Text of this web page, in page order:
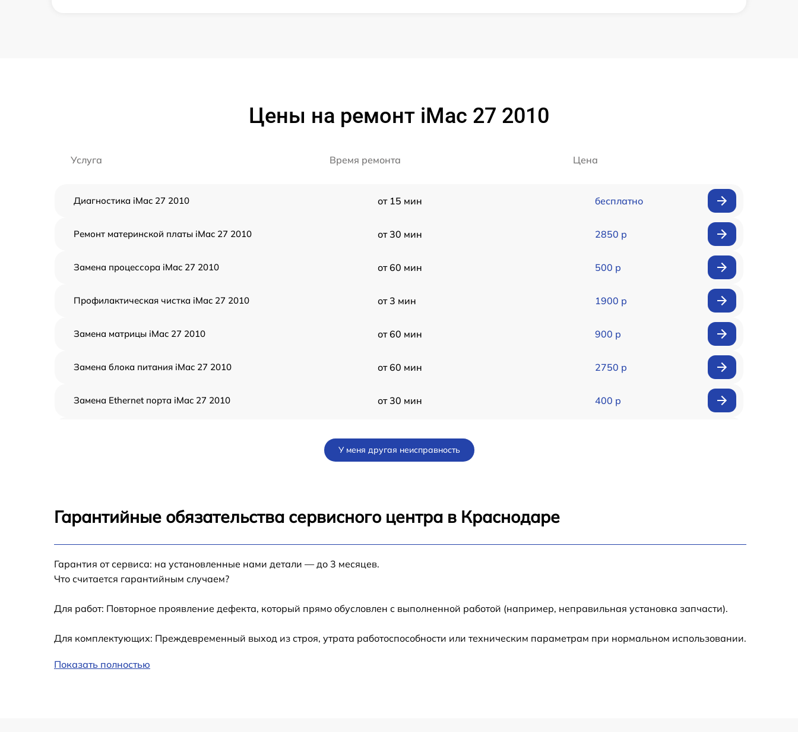
Цены на ремонт iMac 27 2010
Услуга Время ремонта Цена
Диагностика iMac 27 2010 от 15 мин бесплатно
Ремонт материнской платы iMac 27 2010 от 30 мин 2850 р
Замена процессора iMac 27 2010 от 60 мин 500 р
Профилактическая чистка iMac 27 2010 от 3 мин 1900 р
Замена матрицы iMac 27 2010 от 60 мин 900 р
Замена блока питания iMac 27 2010 от 60 мин 2750 р
Замена Ethernet порта iMac 27 2010 от 30 мин 400 р
Замена аккумулятора (батареи) iMac 27 2010 от 30 мин
Замена SSD iMac 27 2010 от 60 мин 2500 р
Замена видеоадаптера (видеокарты) iMac 27
2010
У меня другая неисправность
Гарантийные обязательства сервисного центра в Краснодаре
Гарантия от сервиса: на установленные нами детали — до 3 месяцев.
Что считается гарантийным случаем?
Для работ: Повторное проявление дефекта, который прямо обусловлен с выполненной работой (например, неправильная установка запчасти).
Для комплектующих: Преждевременный выход из строя, утрата работоспособности или техническим параметрам при нормальном использовании.
Показать полностью